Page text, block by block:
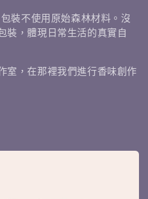
裝不使用原始森林材料。沒
裝，體現日常生活的真實自
室，在那裡我們進行香味創作